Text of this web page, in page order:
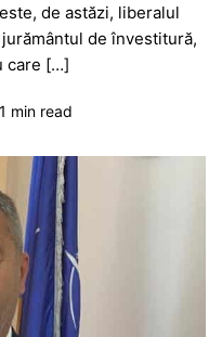
s
s
a
e
ta
je
a
z
ă
de astăzi, liberalul
de învestitură,
care […]
1 min read